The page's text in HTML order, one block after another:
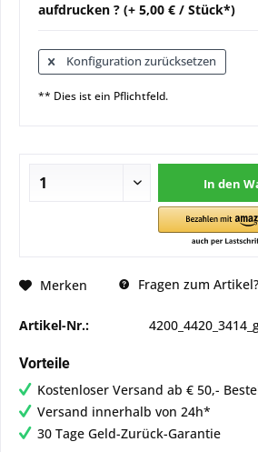
aufdrucken ? (+ 5,00 € / Stück*)
Konfiguration zurücksetzen
** Dies ist ein Pflichtfeld.
In den
Merken Fragen zum Artikel?
Artikel-Nr.:
Vorteile
Kostenloser Versand ab € 50,-
Versand innerhalb von 24h*
30 Tage Geld-Zurück-Garantie